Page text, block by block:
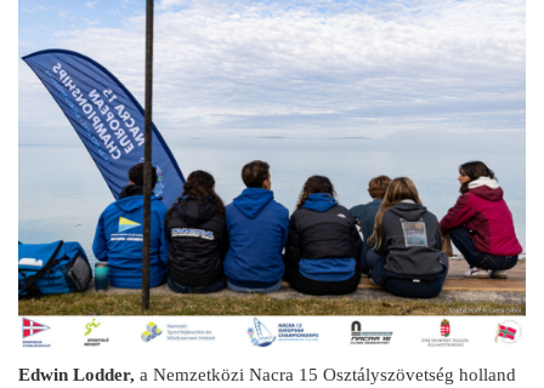
Edwin Lodder, a Nemzetközi Nacra 15 Osztályszövetség holland